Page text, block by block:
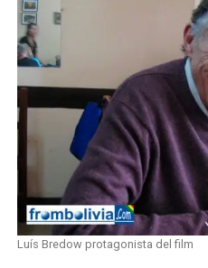
Luís Bredow protagonista del film